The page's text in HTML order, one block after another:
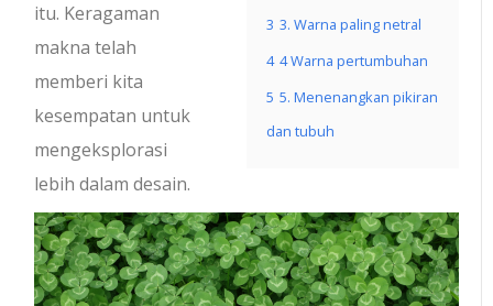
3 3. Warna paling netral
4 4 Warna pertumbuhan
5 5. Menenangkan pikiran
dan tubuh
itu. Keragaman
makna telah
memberi kita
kesempatan untuk
mengeksplorasi
lebih dalam desain.